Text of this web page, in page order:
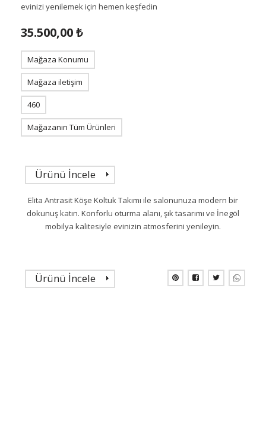
evinizi yenilemek için hemen keşfedin
35.500,00 ₺
Mağaza Konumu
Mağaza iletişim
460
Mağazanın Tüm Ürünleri
Ürünü İncele
Elita Antrasit Köşe Koltuk Takımı ile salonunuza modern bir
dokunuş katın. Konforlu oturma alanı, şık tasarımı ve İnegöl
mobilya kalitesiyle evinizin atmosferini yenileyin.
Ürünü İncele